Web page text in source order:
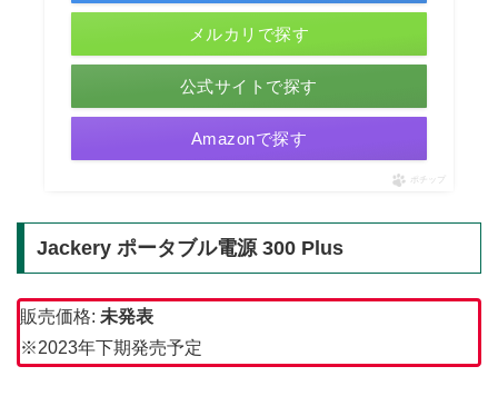
メルカリで探す
公式サイトで探す
Amazonで探す
ポチップ
Jackery ポータブル電源 300 Plus
販売価格: 未発表
※2023年下期発売予定